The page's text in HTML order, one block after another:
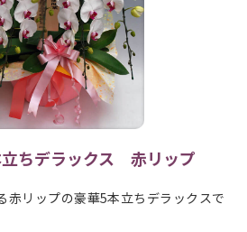
ちデラックス 赤リップ
赤リップの豪華5本立ちデラックスで